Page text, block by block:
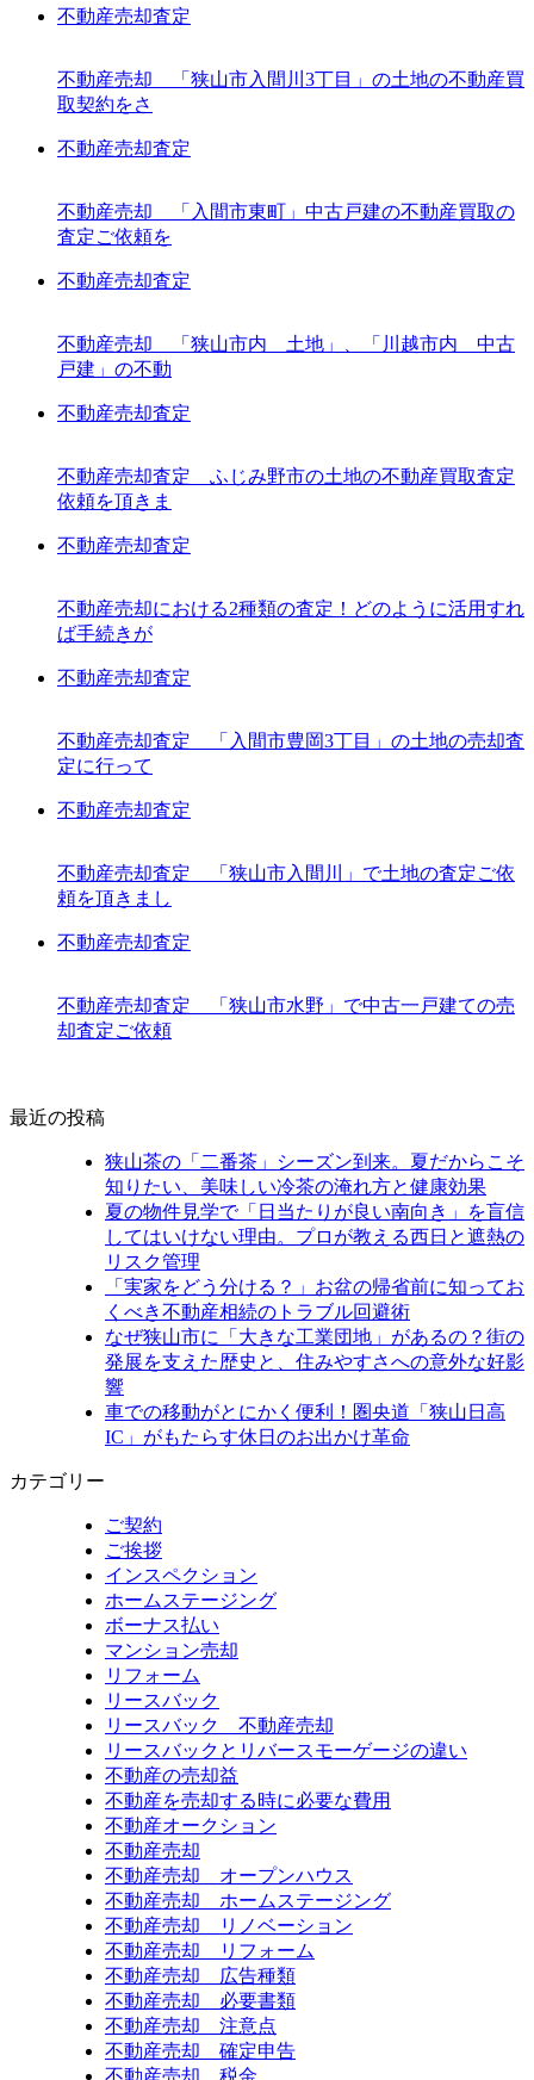
不動産売却査定
不動産売却 「狭山市入間川3丁目」の土地の不動産買
取契約をさ
不動産売却査定
不動産売却 「入間市東町」中古戸建の不動産買取の
査定ご依頼を
不動産売却査定
不動産売却 「狭山市内 土地」、「川越市内 中古
戸建」の不動
不動産売却査定
不動産売却査定 ふじみ野市の土地の不動産買取査定
依頼を頂きま
不動産売却査定
不動産売却における2種類の査定！どのように活用すれ
ば手続きが
不動産売却査定
不動産売却査定 「入間市豊岡3丁目」の土地の売却査
定に行って
不動産売却査定
不動産売却査定 「狭山市入間川」で土地の査定ご依
頼を頂きまし
不動産売却査定
不動産売却査定 「狭山市水野」で中古一戸建ての売
却査定ご依頼
最近の投稿
狭山茶の「二番茶」シーズン到来。夏だからこそ
知りたい、美味しい冷茶の淹れ方と健康効果
夏の物件見学で「日当たりが良い南向き」を盲信
してはいけない理由。プロが教える西日と遮熱の
リスク管理
「実家をどう分ける？」お盆の帰省前に知ってお
くべき不動産相続のトラブル回避術
なぜ狭山市に「大きな工業団地」があるの？街の
発展を支えた歴史と、住みやすさへの意外な好影
響
車での移動がとにかく便利！圏央道「狭山日高
IC」がもたらす休日のお出かけ革命
カテゴリー
ご契約
ご挨拶
インスペクション
ホームステージング
ボーナス払い
マンション売却
リフォーム
リースバック
リースバック 不動産売却
リースバックとリバースモーゲージの違い
不動産の売却益
不動産を売却する時に必要な費用
不動産オークション
不動産売却
不動産売却 オープンハウス
不動産売却 ホームステージング
不動産売却 リノベーション
不動産売却 リフォーム
不動産売却 広告種類
不動産売却 必要書類
不動産売却 注意点
不動産売却 確定申告
不動産売却 税金